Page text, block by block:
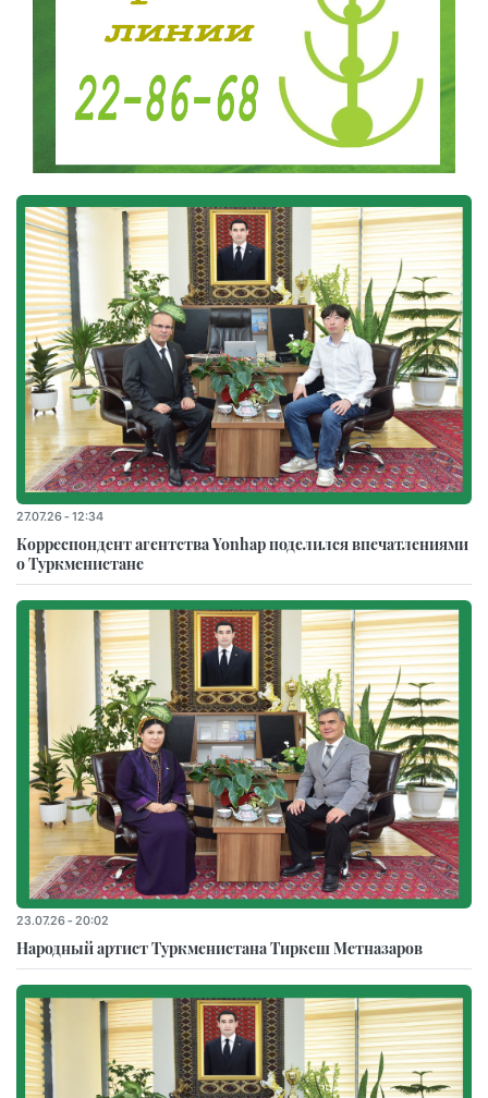
27.07.26 - 12:34
Корреспондент агентства Yonhap поделился впечатлениями
о Туркменистане
23.07.26 - 20:02
Народный артист Туркменистана Тиркеш Мeтназаров